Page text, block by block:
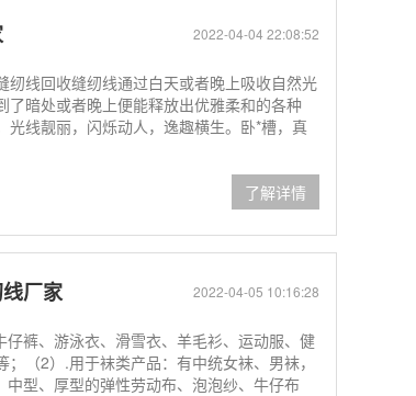
2022-04-04 22:08:52
线回收缝纫线通过白天或者晚上吸收自然光
暗处或者晚上便能释放出优雅柔和的各种
线靓丽，闪烁动人，逸趣横生。卧*槽，真
了解详情
2022-04-05 10:16:28
厂家
裤、游泳衣、滑雪衣、羊毛衫、运动服、健
（2）.用于袜类产品：有中统女袜、男袜，
型、厚型的弹性劳动布、泡泡纱、牛仔布